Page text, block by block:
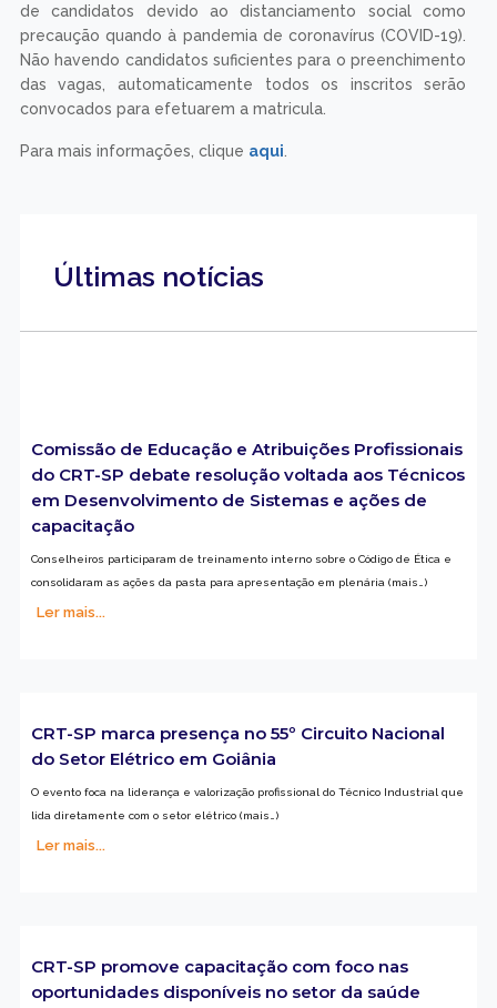
de candidatos devido ao distanciamento social como
precaução quando à pandemia de coronavírus (COVID-19).
Não havendo candidatos suficientes para o preenchimento
das vagas, automaticamente todos os inscritos serão
convocados para efetuarem a matricula.
Para mais informações, clique aqui
Últimas notícias
Comissão de Educação e Atribuições Profissionais
do CRT-SP debate resolução voltada aos Técnicos
em Desenvolvimento de Sistemas e ações de
capacitação
Conselheiros participaram de treinamento interno sobre o Código de Ética e
consolidaram as ações da pasta para apresentação em plenária (mais…)
Ler mais...
CRT-SP marca presença no 55º Circuito Nacional
do Setor Elétrico em Goiânia
O evento foca na liderança e valorização profissional do Técnico Industrial que
lida diretamente com o setor elétrico (mais…)
Ler mais...
CRT-SP promove capacitação com foco nas
oportunidades disponíveis no setor da saúde